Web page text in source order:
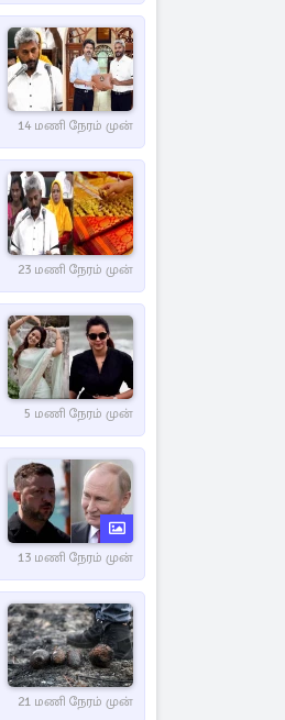
14 மணி நேரம் முன்
23 மணி நேரம் முன்
5 மணி நேரம் முன்
13 மணி நேரம் முன்
21 மணி நேரம் முன்